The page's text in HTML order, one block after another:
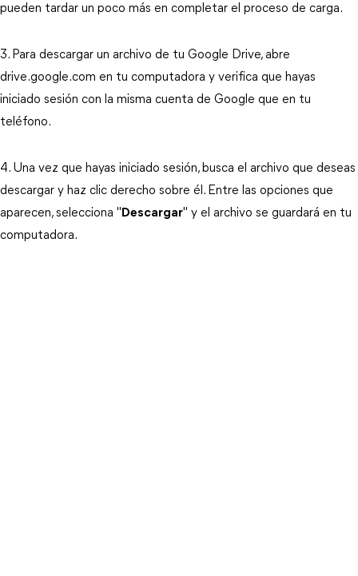
pueden tardar un poco más en completar el proceso de carga.
3. Para descargar un archivo de tu Google Drive, abre
drive.google.com en tu computadora y verifica que hayas
iniciado sesión con la misma cuenta de Google que en tu
teléfono.
4. Una vez que hayas iniciado sesión, busca el archivo que deseas
descargar y haz clic derecho sobre él. Entre las opciones que
aparecen, selecciona " Descargar" y el archivo se guardará en tu
computadora.